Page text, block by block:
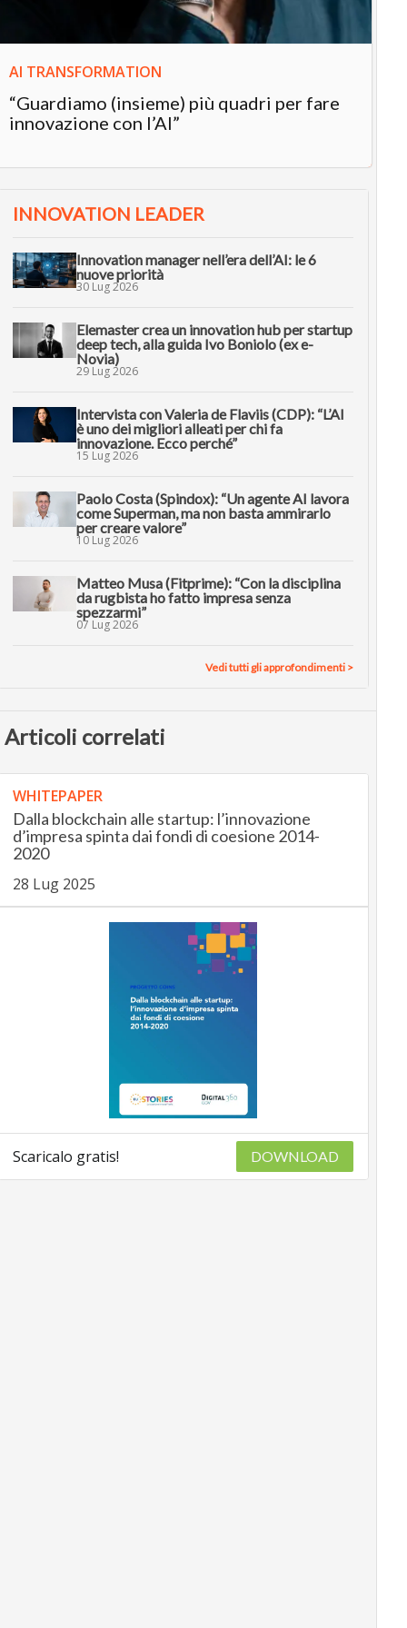
AI TRANSFORMATION
“Guardiamo (insieme) più quadri per fare
innovazione con l’AI”
INNOVATION LEADER
Innovation manager nell’era dell’AI: le 6
nuove priorità
30 Lug 2026
Elemaster crea un innovation hub per startup
deep tech, alla guida Ivo Boniolo (ex e-
Novia)
29 Lug 2026
Intervista con Valeria de Flaviis (CDP): “L’AI
è uno dei migliori alleati per chi fa
innovazione. Ecco perché”
15 Lug 2026
Paolo Costa (Spindox): “Un agente AI lavora
come Superman, ma non basta ammirarlo
per creare valore”
10 Lug 2026
Matteo Musa (Fitprime): “Con la disciplina
da rugbista ho fatto impresa senza
spezzarmi”
07 Lug 2026
Vedi tutti gli approfondimenti >
Articoli correlati
WHITEPAPER
Dalla blockchain alle startup: l’innovazione
d’impresa spinta dai fondi di coesione 2014-
2020
28 Lug 2025
Scaricalo gratis! DOWNLOAD